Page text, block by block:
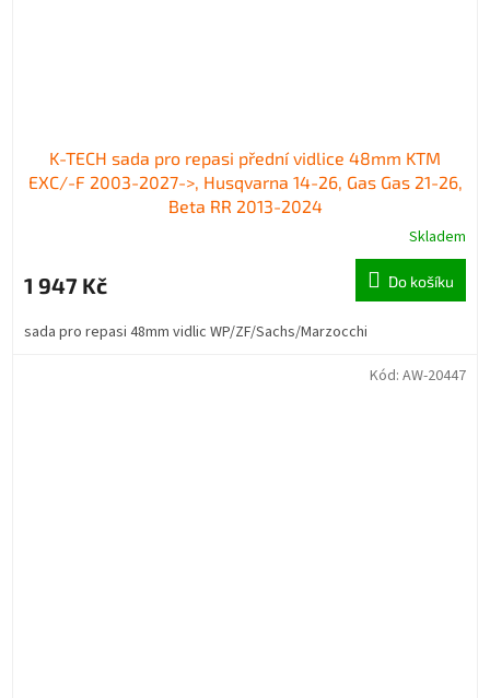
K-TECH sada pro repasi přední vidlice 48mm KTM
EXC/-F 2003-2027->, Husqvarna 14-26, Gas Gas 21-26,
Beta RR 2013-2024
Skladem
1 947 Kč Do košíku
sada pro repasi 48mm vidlic WP/ZF/Sachs/Marzocchi
Kód: AW-20447